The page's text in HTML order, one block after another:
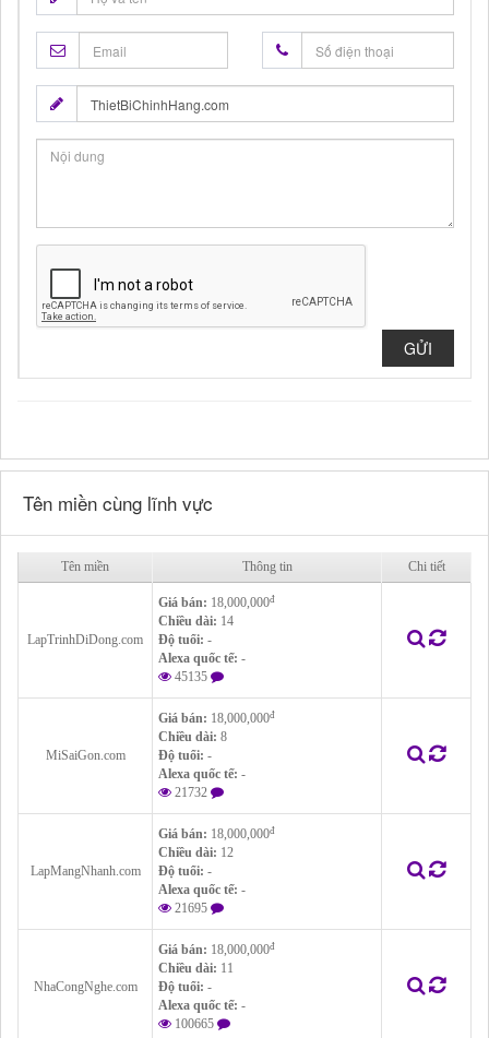
GỬI
Tên miền cùng lĩnh vực
Tên miền Thông tin Chi tiết
LapTrinhDiDong.com
Giá bán: 18,000,000đ
Chiều dài: 14
Độ tuổi: -
Alexa quốc tế: -
45135
MiSaiGon.com
Giá bán: 18,000,000đ
Chiều dài: 8
Độ tuổi: -
Alexa quốc tế: -
21732
LapMangNhanh.com
Giá bán: 18,000,000đ
Chiều dài: 12
Độ tuổi: -
Alexa quốc tế: -
21695
NhaCongNghe.com
Giá bán: 18,000,000đ
Chiều dài: 11
Độ tuổi: -
Alexa quốc tế: -
100665